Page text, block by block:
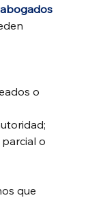
abogados
o
parcial o
que